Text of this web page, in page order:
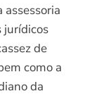
assessoria
jurídicos
de
como a
da